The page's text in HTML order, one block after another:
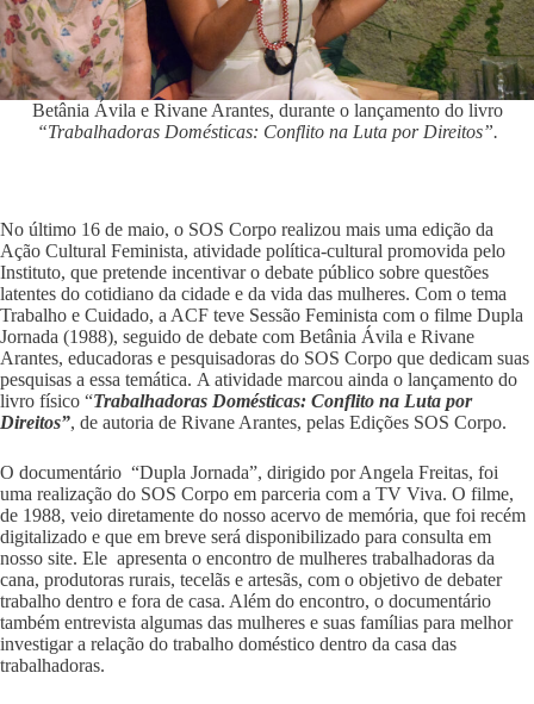
Betânia Ávila e Rivane Arantes, durante o lançamento do livro
“Trabalhadoras Domésticas: Conflito na Luta por Direitos”.
No último 16 de maio, o SOS Corpo realizou mais uma edição da
Ação Cultural Feminista, atividade política-cultural promovida pelo
Instituto, que pretende incentivar o debate público sobre questões
latentes do cotidiano da cidade e da vida das mulheres. Com o tema
Trabalho e Cuidado, a ACF teve Sessão Feminista com o filme Dupla
Jornada (1988), seguido de debate com Betânia Ávila e Rivane
Arantes, educadoras e pesquisadoras do SOS Corpo que dedicam suas
pesquisas a essa temática. A atividade marcou ainda o lançamento do
livro físico “Trabalhadoras Domésticas: Conflito na Luta por
Direitos”, de autoria de Rivane Arantes, pelas Edições SOS Corpo.
O documentário “Dupla Jornada”, dirigido por Angela Freitas, foi
uma realização do SOS Corpo em parceria com a TV Viva. O filme,
de 1988, veio diretamente do nosso acervo de memória, que foi recém
digitalizado e que em breve será disponibilizado para consulta em
nosso site. Ele apresenta o encontro de mulheres trabalhadoras da
cana, produtoras rurais, tecelãs e artesãs, com o objetivo de debater
trabalho dentro e fora de casa. Além do encontro, o documentário
também entrevista algumas das mulheres e suas famílias para melhor
investigar a relação do trabalho doméstico dentro da casa das
trabalhadoras.